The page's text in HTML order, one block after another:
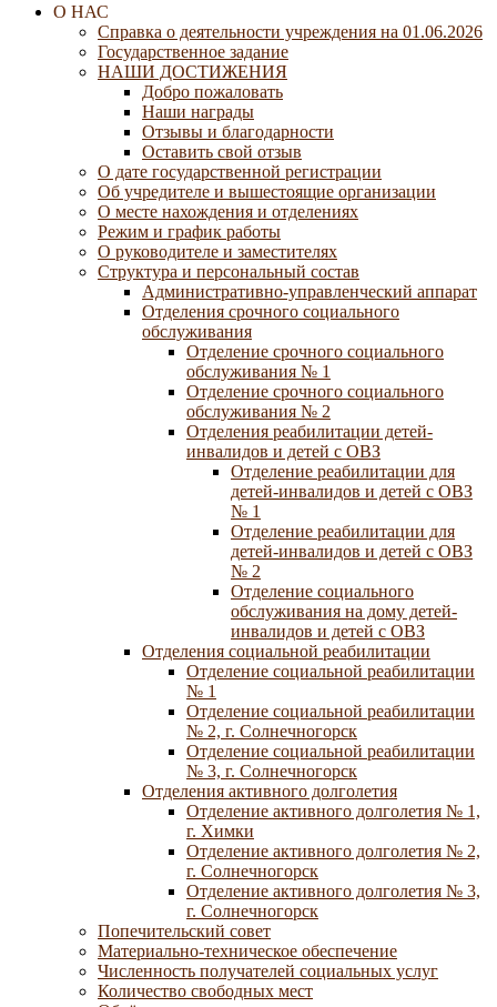
О НАС
Справка о деятельности учреждения на 01.06.2026
Государственное задание
НАШИ ДОСТИЖЕНИЯ
Добро пожаловать
Наши награды
Отзывы и благодарности
Оставить свой отзыв
О дате государственной регистрации
Об учредителе и вышестоящие организации
О месте нахождения и отделениях
Режим и график работы
О руководителе и заместителях
Структура и персональный состав
Административно-управленческий аппарат
Отделения срочного социального
обслуживания
Отделение срочного социального
обслуживания № 1
Отделение срочного социального
обслуживания № 2
Отделения реабилитации детей-
инвалидов и детей с ОВЗ
Отделение реабилитации для
детей-инвалидов и детей с ОВЗ
№ 1
Отделение реабилитации для
детей-инвалидов и детей с ОВЗ
№ 2
Отделение социального
обслуживания на дому детей-
инвалидов и детей с ОВЗ
Отделения социальной реабилитации
Отделение социальной реабилитации
№ 1
Отделение социальной реабилитации
№ 2, г. Солнечногорск
Отделение социальной реабилитации
№ 3, г. Солнечногорск
Отделения активного долголетия
Отделение активного долголетия № 1,
г. Химки
Отделение активного долголетия № 2,
г. Солнечногорск
Отделение активного долголетия № 3,
г. Солнечногорск
Попечительский совет
Материально-техническое обеспечение
Численность получателей социальных услуг
Количество свободных мест